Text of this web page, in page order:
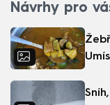
Návrhy pro